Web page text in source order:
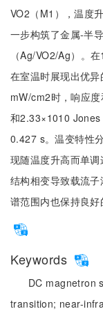
VO2（M1），温度
一步构筑了金属-半
（Ag/VO2/Ag）。
在室温时展现出优
mW/cm2时，响应
和2.33×1010 Jones
0.427 s。温变特性
现随温度升高而单
结构相变导致载流
谱范围内也保持良好
Keywords
DC magnetron
transition; near-